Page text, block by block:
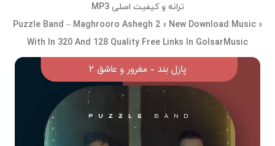
ترانه و کیفیت اصلی MP3
Puzzle Band – Maghrooro Ashegh 2 » New Download Music »
With In 320 And 128 Quality Free Links In GolsarMusic